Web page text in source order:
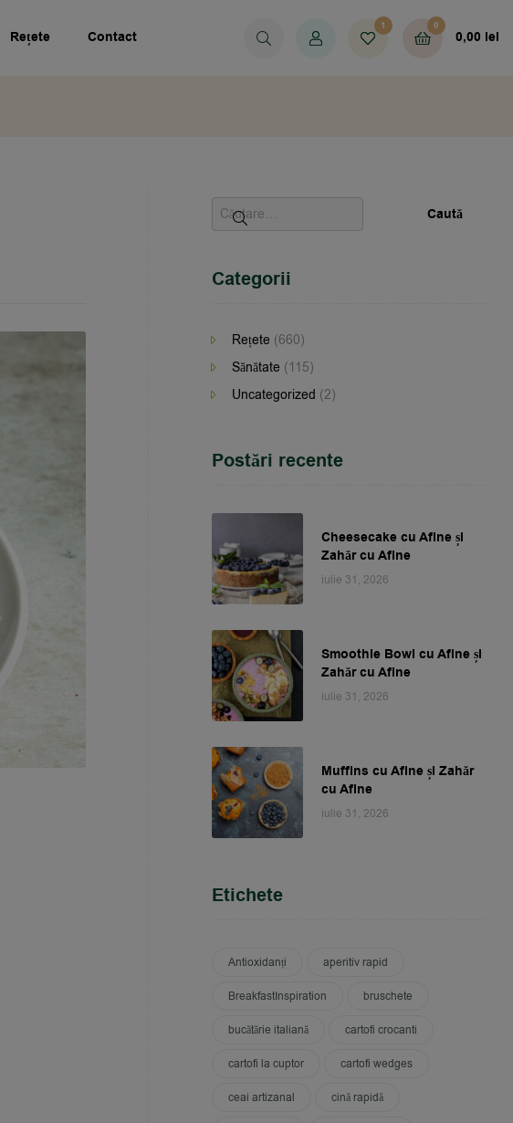
Rețete Contact
1 0
0,00 lei
Categorii
Rețete (660)
Sănătate (115)
Uncategorized (2)
Postări recente
Cheesecake cu Afine și
Zahăr cu Afine
iulie 31, 2026
Smoothie Bowl cu Afine și
Zahăr cu Afine
iulie 31, 2026
Muffins cu Afine și Zahăr
cu Afine
iulie 31, 2026
Etichete
Antioxidanți aperitiv rapid
BreakfastInspiration bruschete
bucătărie italiană cartofi crocanti
cartofi la cuptor cartofi wedges
ceai artizanal cină rapidă